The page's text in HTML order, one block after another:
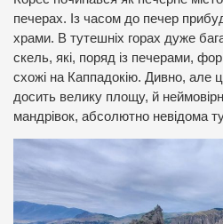
печерах. Із часом до печер
храми. В тутешніх горах дуже
скель, які, поряд із печерами,
схожі на Каппадокію. Дивно, але
досить велику площу, й
мандрівок, абсолютно невідома